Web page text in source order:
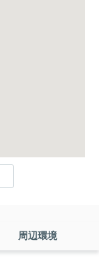
周辺環境